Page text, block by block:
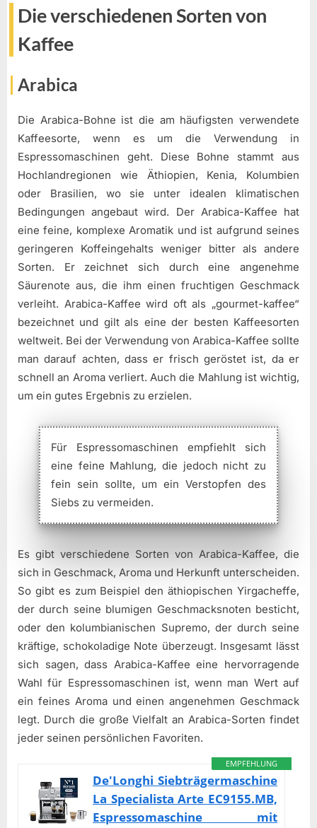
Die verschiedenen Sorten von
Kaffee
Arabica
Die Arabica-Bohne ist die am häufigsten verwendete
Kaffeesorte, wenn es um die Verwendung in
Espressomaschinen geht. Diese Bohne stammt aus
Hochlandregionen wie Äthiopien, Kenia, Kolumbien
oder Brasilien, wo sie unter idealen klimatischen
Bedingungen angebaut wird. Der Arabica-Kaffee hat
eine feine, komplexe Aromatik und ist aufgrund seines
geringeren Koffeingehalts weniger bitter als andere
Sorten. Er zeichnet sich durch eine angenehme
Säurenote aus, die ihm einen fruchtigen Geschmack
verleiht. Arabica-Kaffee wird oft als „gourmet-kaffee“
bezeichnet und gilt als eine der besten Kaffeesorten
weltweit. Bei der Verwendung von Arabica-Kaffee sollte
man darauf achten, dass er frisch geröstet ist, da er
schnell an Aroma verliert. Auch die Mahlung ist wichtig,
um ein gutes Ergebnis zu erzielen.
Für Espressomaschinen empfiehlt sich
eine feine Mahlung, die jedoch nicht zu
fein sein sollte, um ein Verstopfen des
Siebs zu vermeiden.
Es gibt verschiedene Sorten von Arabica-Kaffee, die
sich in Geschmack, Aroma und Herkunft unterscheiden.
So gibt es zum Beispiel den äthiopischen Yirgacheffe,
der durch seine blumigen Geschmacksnoten besticht,
oder den kolumbianischen Supremo, der durch seine
kräftige, schokoladige Note überzeugt. Insgesamt lässt
sich sagen, dass Arabica-Kaffee eine hervorragende
Wahl für Espressomaschinen ist, wenn man Wert auf
ein feines Aroma und einen angenehmen Geschmack
legt. Durch die große Vielfalt an Arabica-Sorten findet
jeder seinen persönlichen Favoriten.
EMPFEHLUNG
De'Longhi Siebträgermaschine
La Specialista Arte EC9155.MB,
Espressomaschine mit